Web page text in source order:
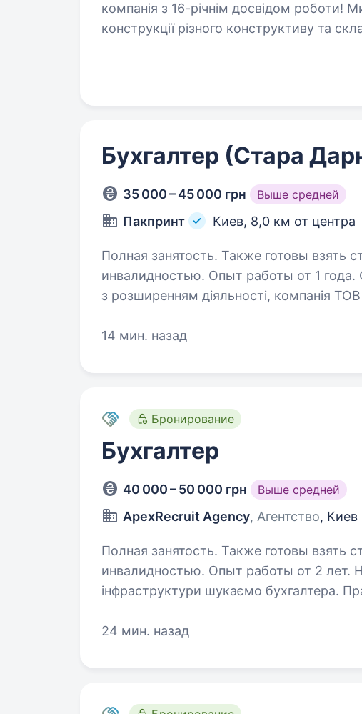
компанія з 16-річнім досвідом роботи!
конструкції різного конструктиву та
Бухгалтер (Стара
35 000 – 45 000 грн Выше средней
Пакпринт Киев, 8,0 км от центра
Полная занятость. Также готовы взять
инвалидностью. Опыт работы от 1 года. Опис вакансії У зв’язку
з розширенням діяльності, компанія
14 мин. назад
Бронирование
Бухгалтер
40 000 – 50 000 грн Выше средней
ApexRecruit Agency, Агентство, Киев
Полная занятость. Также готовы взять
инвалидностью. Опыт работы от 2 лет. На виробництво критичної
інфраструктури шукаємо бухгалтера. Працюємо на ринку з 2023 року,
На сьогодні ми маємо: головного
24 мин. назад